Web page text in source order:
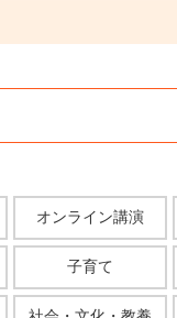
オンライン講演
子育て